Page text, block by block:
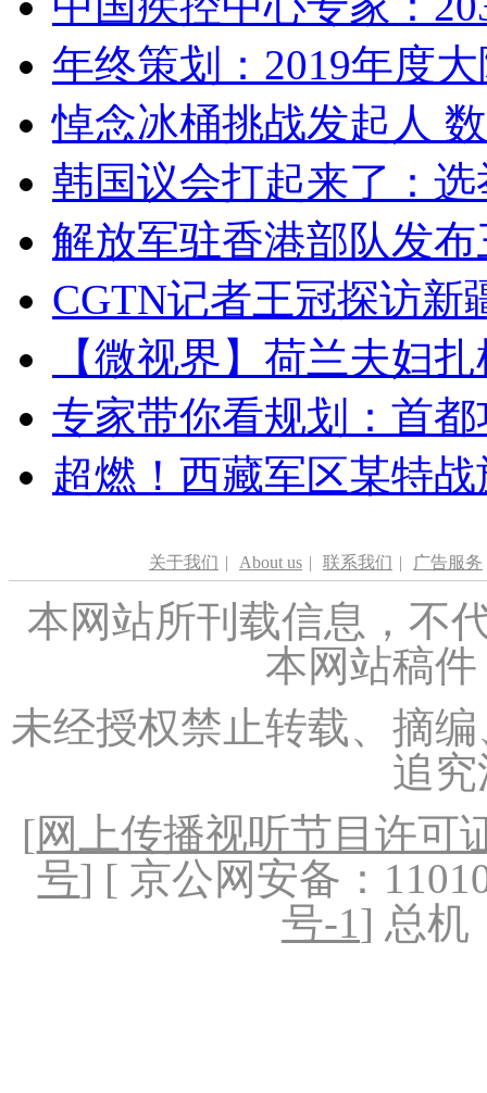
年终策划：2019年度
悼念冰桶挑战发起人
韩国议会打起来了：
解放军驻香港部队发
CGTN记者王冠探访新
【微视界】荷兰夫妇
专家带你看规划：首
超燃！西藏军区某特
关于我们 | About us | 联系我们 | 广告服务
本网站所刊载信息，不
本网站稿
未经授权禁止转载、摘
追
[网上传播视听节目许可
号] [ 京公网安备：
号-1] 总机